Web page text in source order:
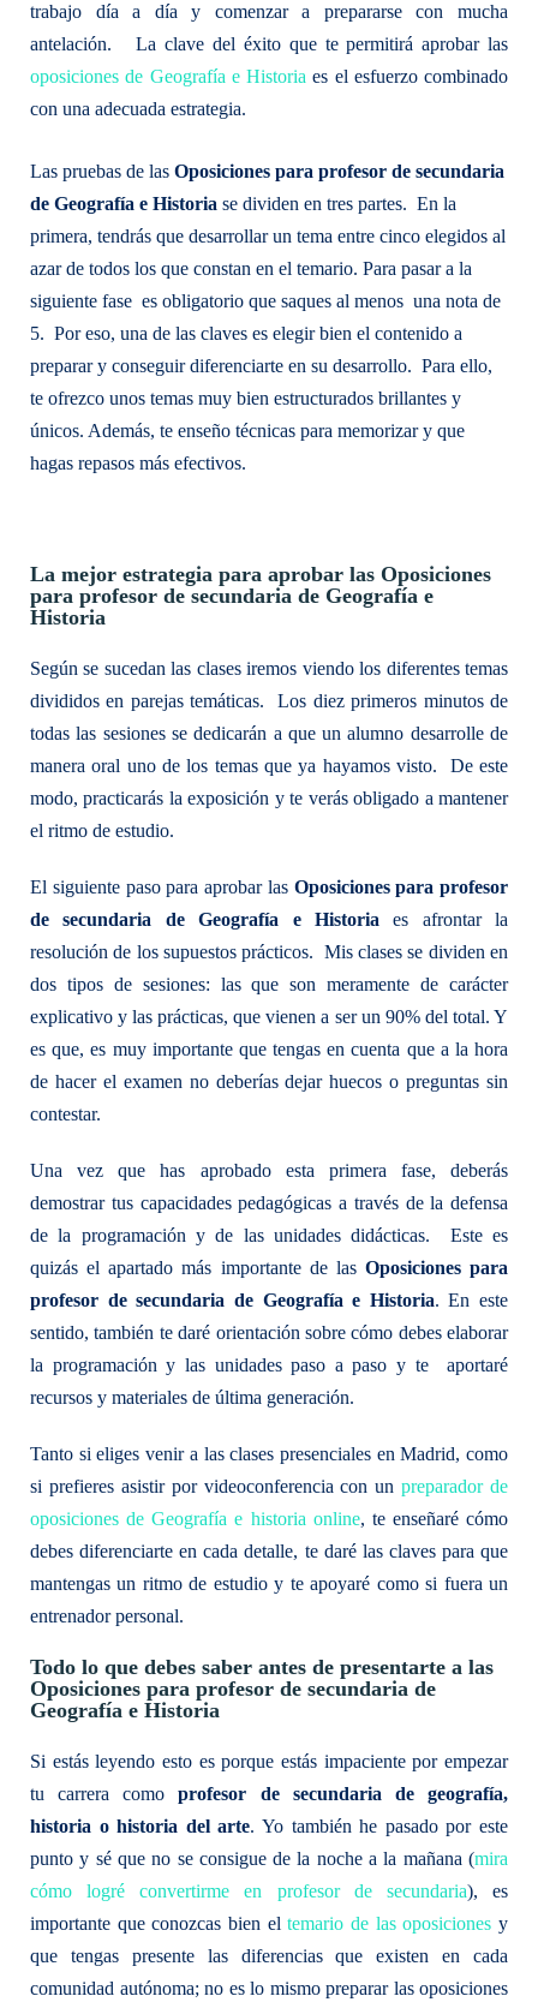
trabajo día a día y comenzar a prepararse con mucha
antelación. La clave del éxito que te permitirá aprobar las
oposiciones de Geografía e Historia es el esfuerzo combinado
con una adecuada estrategia.
Las pruebas de las Oposiciones para profesor de secundaria
de Geografía e Historia se dividen en tres partes. En la
primera, tendrás que desarrollar un tema entre cinco elegidos al
azar de todos los que constan en el temario. Para pasar a la
siguiente fase es obligatorio que saques al menos una nota de
5. Por eso, una de las claves es elegir bien el contenido a
preparar y conseguir diferenciarte en su desarrollo. Para ello,
te ofrezco unos temas muy bien estructurados brillantes y
únicos. Además, te enseño técnicas para memorizar y que
hagas repasos más efectivos.
La mejor estrategia para aprobar las Oposiciones
para profesor de secundaria de Geografía e
Historia
Según se sucedan las clases iremos viendo los diferentes temas
divididos en parejas temáticas. Los diez primeros minutos de
todas las sesiones se dedicarán a que un alumno desarrolle de
manera oral uno de los temas que ya hayamos visto. De este
modo, practicarás la exposición y te verás obligado a mantener
el ritmo de estudio.
El siguiente paso para aprobar lasOposiciones para profesor
de secundaria de Geografía e Historia es afrontar la
resolución de los supuestos prácticos. Mis clases se dividen en
dos tipos de sesiones: las que son meramente de carácter
explicativo y las prácticas, que vienen a ser un 90% del total. Y
es que, es muy importante que tengas en cuenta que a la hora
de hacer el examen no deberías dejar huecos o preguntas sin
contestar.
Una vez que has aprobado esta primera fase, deberás
demostrar tus capacidades pedagógicas a través de la defensa
de la programación y de las unidades didácticas. Este es
quizás el apartado más importante de las Oposiciones para
profesor de secundaria de Geografía e Historia. En este
sentido, también te daré orientación sobre cómo debes elaborar
la programación y las unidades paso a paso y te aportaré
recursos y materiales de última generación.
Tanto si eliges venir a las clases presenciales en Madrid, como
si prefieres asistir por videoconferencia con unpreparador de
oposiciones de Geografía e historia online, te enseñaré cómo
debes diferenciarte en cada detalle, te daré las claves para que
mantengas un ritmo de estudio y te apoyaré como si fuera un
entrenador personal.
Todo lo que debes saber antes de presentarte a las
Oposiciones para profesor de secundaria de
Geografía e Historia
Si estás leyendo esto es porque estás impaciente por empezar
tu carrera comoprofesor de secundaria de geografía,
historia o historia del arte. Yo también he pasado por este
punto y sé que no se consigue de la noche a la mañana (mira
cómo logré convertirme en profesor de secundaria), es
importante que conozcas bien eltemario de las oposiciones y
que tengas presente las diferencias que existen en cada
comunidad autónoma; no es lo mismo preparar las oposiciones